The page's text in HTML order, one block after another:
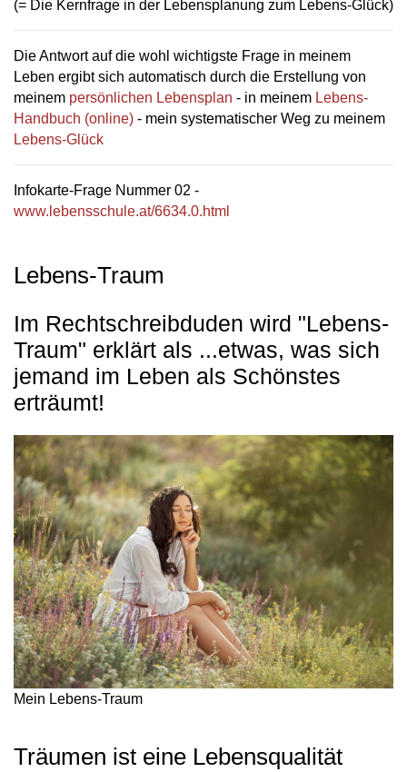
(= Die Kernfrage in der Lebensplanung zum Lebens-Glück)
Die Antwort auf die wohl wichtigste Frage in meinem
Leben ergibt sich automatisch durch die Erstellung von
meinem persönlichen Lebensplan - in meinem Lebens-
Handbuch (online) - mein systematischer Weg zu meinem
Lebens-Glück
Infokarte-Frage Nummer 02 -
www.lebensschule.at/6634.0.html
Lebens-Traum
Im Rechtschreibduden wird "Lebens-
Traum" erklärt als ...etwas, was sich
jemand im Leben als Schönstes
erträumt!
Mein Lebens-Traum
Träumen ist eine Lebensqualität